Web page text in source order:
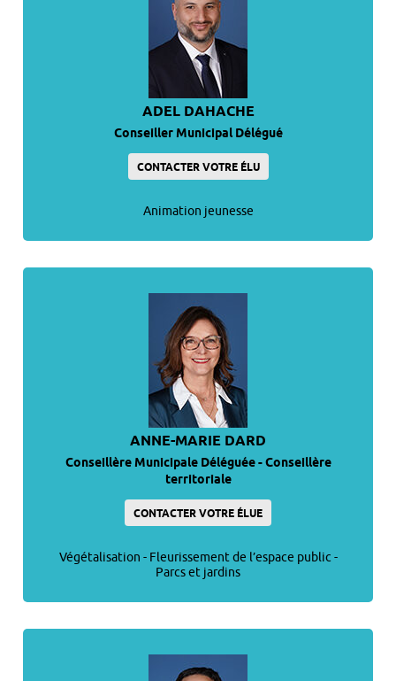
ADEL DAHACHE
Conseiller Municipal Délégué
CONTACTER VOTRE ÉLU
Animation jeunesse
ANNE-MARIE DARD
Conseillère Municipale Déléguée - Conseillère
territoriale
CONTACTER VOTRE ÉLUE
Végétalisation - Fleurissement de l’espace public -
Parcs et jardins